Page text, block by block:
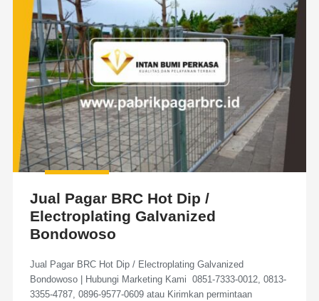
Jual Pagar BRC Hot Dip /
Electroplating Galvanized
Bondowoso
Jual Pagar BRC Hot Dip / Electroplating Galvanized
Bondowoso | Hubungi Marketing Kami 0851-7333-0012, 0813-
3355-4787, 0896-9577-0609 atau Kirimkan permintaan